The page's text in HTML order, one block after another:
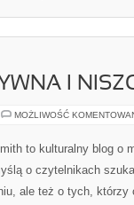
I
MOŻLIWOŚĆ
to kulturalny blog o
o czytelnikach
ale też o tych, którzy